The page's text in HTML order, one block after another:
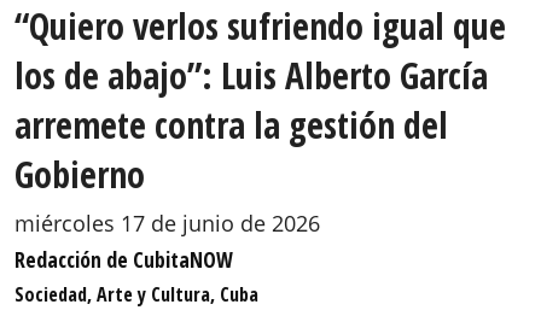
“Quiero verlos sufriendo igual que
los de abajo”: Luis Alberto García
arremete contra la gestión del
Gobierno
miércoles 17 de junio de 2026
Redacción de CubitaNOW
Sociedad, Arte y Cultura, Cuba